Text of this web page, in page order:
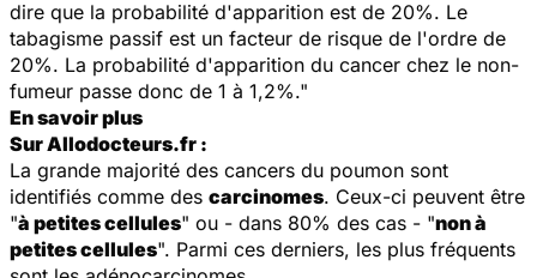
dire que la probabilité d'apparition est de 20%. Le
tabagisme passif est un facteur de risque de l'ordre de
20%. La probabilité d'apparition du cancer chez le non-
fumeur passe donc de 1 à 1,2%."
En savoir plus
Sur Allodocteurs.fr :
La grande majorité des cancers du poumon sont
identifiés comme des carcinomes. Ceux-ci peuvent être
"à petites cellules" ou - dans 80% des cas - "non à
petites cellules". Parmi ces derniers, les plus fréquents